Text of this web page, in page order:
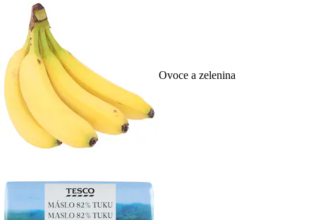
Ovoce a zelenina